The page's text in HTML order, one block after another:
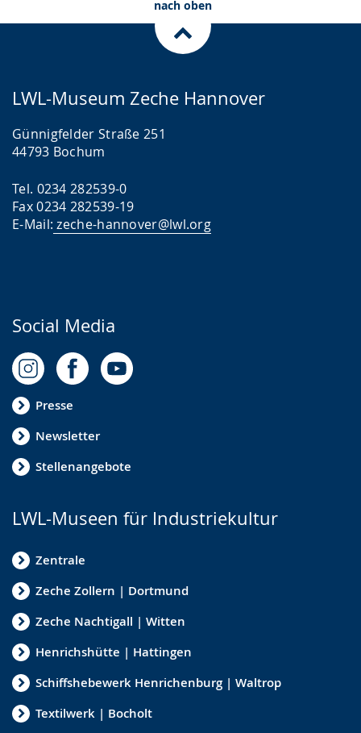
nach oben
LWL-Museum Zeche Hannover
Günnigfelder Straße 251
44793 Bochum
Tel. 0234 282539-0
Fax 0234 282539-19
E-Mail: zeche-hannover@lwl.org
Social Media
Presse
Newsletter
Stellenangebote
LWL-Museen für Industriekultur
Zentrale
Zeche Zollern | Dortmund
Zeche Nachtigall | Witten
Henrichshütte | Hattingen
Schiffshebewerk Henrichenburg | Waltrop
Textilwerk | Bocholt